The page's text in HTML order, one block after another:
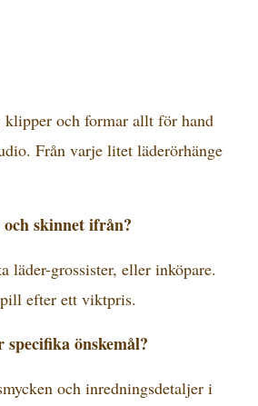
klipper och formar allt för hand
Från varje litet läderörhänge
skinnet ifrån?
läder-grossister, eller inköpare.
efter ett viktpris.
önskemål?
och inredningsdetaljer i